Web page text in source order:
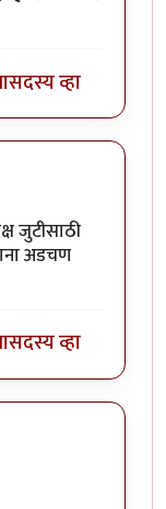
सदस्य व्हा
जुटीसाठी
अडचण
सदस्य व्हा